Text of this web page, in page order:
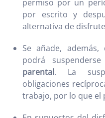
permiso por un
por escrito y
alternativa de
Se añade,
podrá
parental. La
obligaciones
trabajo, por lo que el